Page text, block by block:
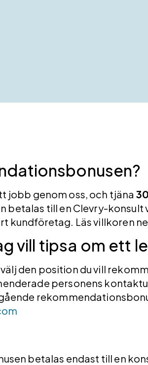
jobb genom oss, och tjäna
betalas till en Clevry-
kundföretag. Läs villkoren
vill tipsa om ett
den position du vill
personens
betalas endast till en